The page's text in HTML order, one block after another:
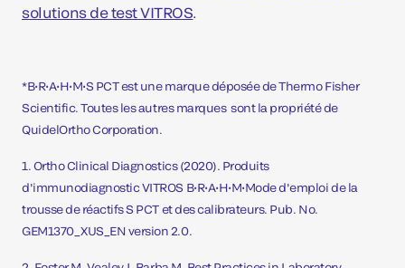
solutions de test VITROS.
*B•R•A•H•M•S PCT est une marque déposée de Thermo Fisher
Scientific. Toutes les autres marques sont la propriété de
QuidelOrtho Corporation.
1. Ortho Clinical Diagnostics (2020). Produits
d'immunodiagnostic VITROS B•R•A•H•M•Mode d'emploi de la
trousse de réactifs S PCT et des calibrateurs. Pub. No.
GEM1370_XUS_EN version 2.0.